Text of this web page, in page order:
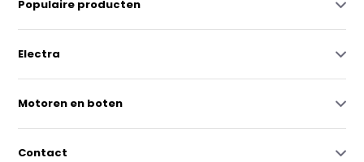
Populaire producten
Electra
Motoren en boten
Contact